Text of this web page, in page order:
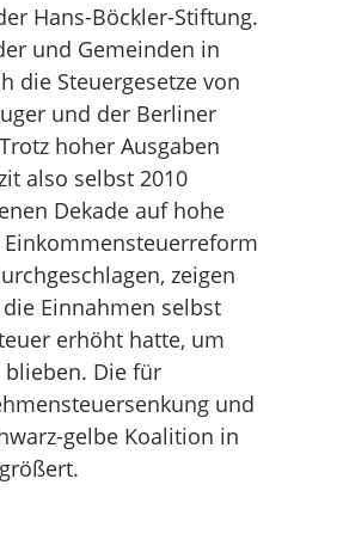
Hans-Böckler-Stiftung.
und Gemeinden in
die Steuergesetze von
und der Berliner
hoher Ausgaben
also selbst 2010
Dekade auf hohe
zeigen
Einnahmen selbst
erhöht hatte, um
Die für
und
gelbe Koalition in